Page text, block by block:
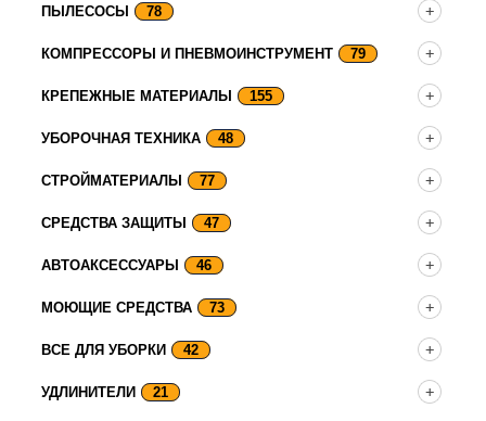
ПЫЛЕСОСЫ 78
КОМПРЕССОРЫ И ПНЕВМОИНСТРУМЕНТ 79
КРЕПЕЖНЫЕ МАТЕРИАЛЫ 155
УБОРОЧНАЯ ТЕХНИКА 48
СТРОЙМАТЕРИАЛЫ 77
СРЕДСТВА ЗАЩИТЫ 47
АВТОАКСЕССУАРЫ 46
МОЮЩИЕ СРЕДСТВА 73
ВСЕ ДЛЯ УБОРКИ 42
УДЛИНИТЕЛИ 21